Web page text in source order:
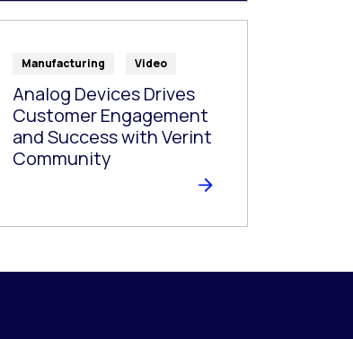
Manufacturing Video
Analog Devices Drives
Customer Engagement
and Success with Verint
Community